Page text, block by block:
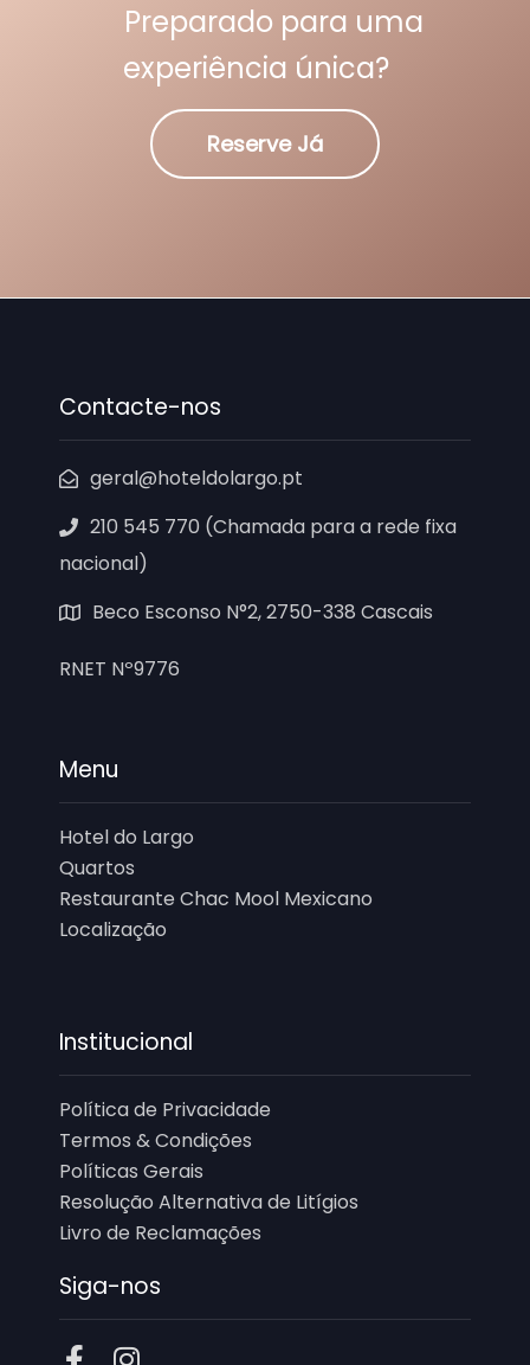
Preparado para uma
experiência única?
Reserve Já
Contacte-nos
geral@hoteldolargo.pt
210 545 770 (Chamada para a rede fixa
nacional)
Beco Esconso N°2, 2750-338 Cascais
RNET Nº9776
Menu
Hotel do Largo
Quartos
Restaurante Chac Mool Mexicano
Localização
Institucional
Política de Privacidade
Termos & Condições
Políticas Gerais
Resolução Alternativa de Litígios
Livro de Reclamações
Siga-nos